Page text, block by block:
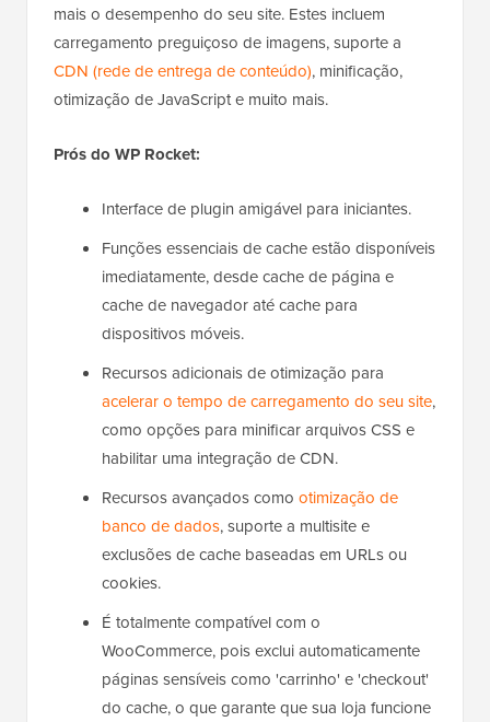
mais o desempenho do seu site. Estes incluem
carregamento preguiçoso de imagens, suporte a
CDN (rede de entrega de conteúdo), minificação,
otimização de JavaScript e muito mais.
Prós do WP Rocket:
Interface de plugin amigável para iniciantes.
Funções essenciais de cache estão disponíveis
imediatamente, desde cache de página e
cache de navegador até cache para
dispositivos móveis.
Recursos adicionais de otimização para
acelerar o tempo de carregamento do seu site,
como opções para minificar arquivos CSS e
habilitar uma integração de CDN.
Recursos avançados como otimização de
banco de dados, suporte a multisite e
exclusões de cache baseadas em URLs ou
cookies.
É totalmente compatível com o
WooCommerce, pois exclui automaticamente
páginas sensíveis como 'carrinho' e 'checkout'
do cache, o que garante que sua loja funcione